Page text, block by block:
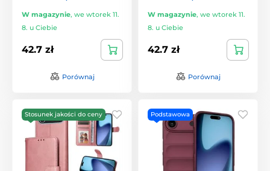
W magazynie, we wtorek 11.
8. u Ciebie
42.7 zł
Porównaj
W magazynie, we wtorek 11.
8. u Ciebie
42.7 zł
Porównaj
Stosunek jakości do ceny Podstawowa